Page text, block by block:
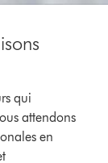
qui
attendons
en